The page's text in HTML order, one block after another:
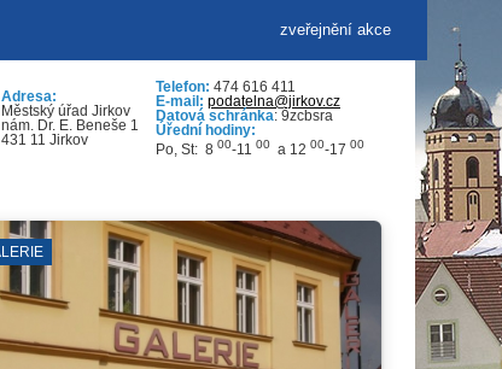
zveřejnění akce
Adresa:
Městský úřad Jirkov
nám. Dr. E. Beneše 1
431 11 Jirkov
Telefon: 474 616 411
E-mail: podatelna@jirkov.cz
Datová schránka: 9zcbsra
Úřední hodiny:
Po, St: 8 00-11 00 a 12 00-17 00
KINO